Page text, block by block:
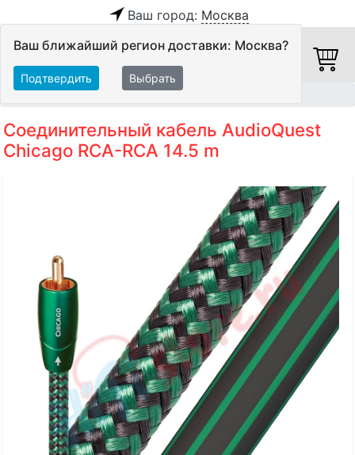
Ваш город: Москва
Ваш ближайший регион доставки: Москва?
Подтвердить Выбрать
Соединительный кабель AudioQuest
Chicago RCA-RCA 14.5 m